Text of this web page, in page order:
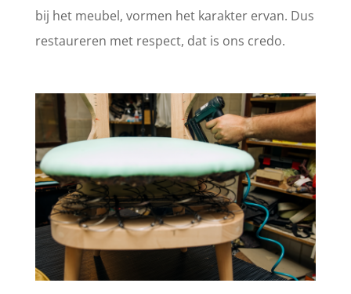
bij het meubel, vormen het karakter ervan. Dus
restaureren met respect, dat is ons credo.